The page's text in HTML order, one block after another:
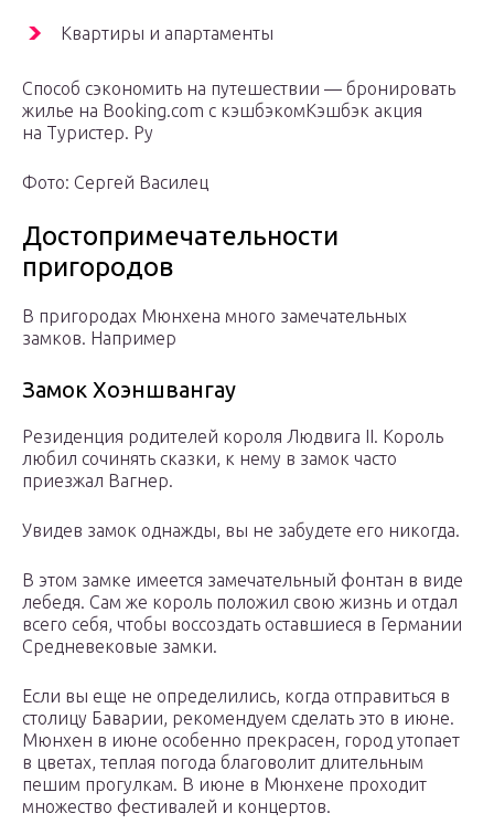
Квартиры и апартаменты
Способ сэкономить на путешествии — бронировать
жилье на Booking.com с кэшбэкомКэшбэк акция
на Туристер. Ру
Фото: Сергей Василец
Достопримечательности
пригородов
В пригородах Мюнхена много замечательных
замков. Например
Замок Хоэншвангау
Резиденция родителей короля Людвига II. Король
любил сочинять сказки, к нему в замок часто
приезжал Вагнер.
Увидев замок однажды, вы не забудете его никогда.
В этом замке имеется замечательный фонтан в виде
лебедя. Сам же король положил свою жизнь и отдал
всего себя, чтобы воссоздать оставшиеся в Германии
Средневековые замки.
Если вы еще не определились, когда отправиться в
столицу Баварии, рекомендуем сделать это в июне.
Мюнхен в июне особенно прекрасен, город утопает
в цветах, теплая погода благоволит длительным
пешим прогулкам. В июне в Мюнхене проходит
множество фестивалей и концертов.